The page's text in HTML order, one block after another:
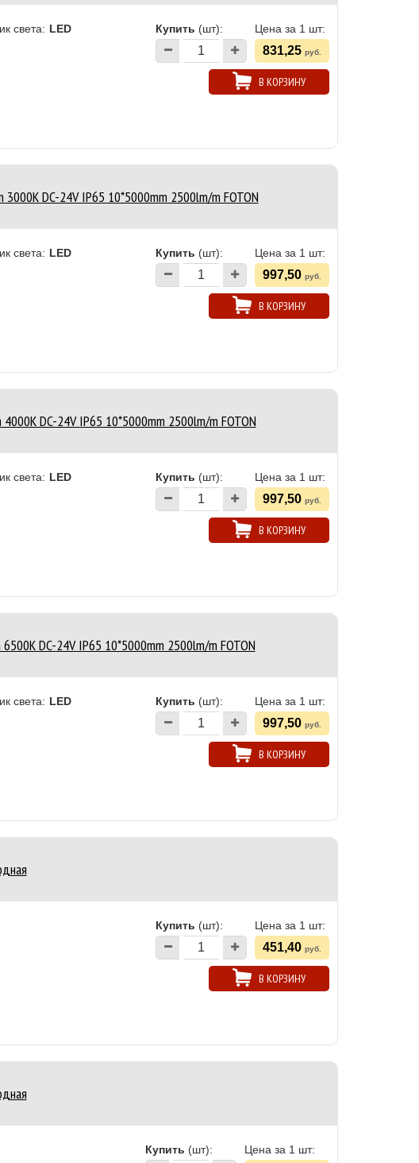
света: LED Купить (шт): Цена за 1 шт:
831,25 руб.
В КОРЗИНУ
DC-24V IP65 10*5000mm 2500lm/m FOTON
света: LED Купить (шт): Цена за 1 шт:
997,50 руб.
В КОРЗИНУ
DC-24V IP65 10*5000mm 2500lm/m FOTON
света: LED Купить (шт): Цена за 1 шт:
997,50 руб.
В КОРЗИНУ
DC-24V IP65 10*5000mm 2500lm/m FOTON
света: LED Купить (шт): Цена за 1 шт:
997,50 руб.
В КОРЗИНУ
Купить (шт): Цена за 1 шт:
451,40 руб.
В КОРЗИНУ
Купить (шт): Цена за 1 шт: